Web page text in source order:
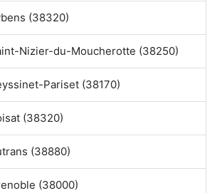
(38320)
Nizier-du-Moucherotte (38250)
Pariset (38170)
(38320)
(38880)
(38000)